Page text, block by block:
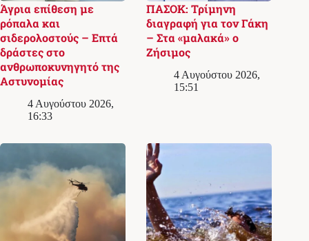
Άγρια επίθεση με
ρόπαλα και
σιδερολοστούς – Επτά
δράστες στο
ανθρωποκυνηγητό της
Αστυνομίας
4 Αυγούστου 2026,
16:33
ΠΑΣΟΚ: Τρίμηνη
διαγραφή για τον Γάκη
– Στα «μαλακά» ο
Ζήσιμος
4 Αυγούστου 2026,
15:51